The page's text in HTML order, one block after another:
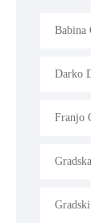
Babina
Darko
Franjo